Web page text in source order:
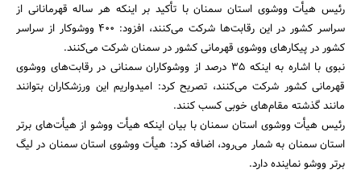
رئیس هیأت ووشوی استان سمنان با تأکید بر اینکه هر ساله قهرمانانی از
سراسر کشور در این رقابت‌ها شرکت می‌کنند، افزود: 400 ووشوکار از سراسر
کشور در پیکارهای ووشوی قهرمانی کشور در سمنان شرکت می‌کنند.
نبوی با اشاره به اینکه 35 درصد از ووشوکاران سمنانی در رقابت‌های ووشوی
قهرمانی کشور شرکت می‌کنند، تصریح کرد: امیدواریم این ورزشکاران بتوانند
مانند گذشته مقام‌های خوبی کسب کنند.
رئیس هیأت ووشوی استان سمنان با بیان اینکه هیأت ووشو از هیأت‌های برتر
استان سمنان به شمار می‌رود، اضافه کرد: هیأت ووشوی استان سمنان در لیگ
برتر ووشو نماینده دارد.